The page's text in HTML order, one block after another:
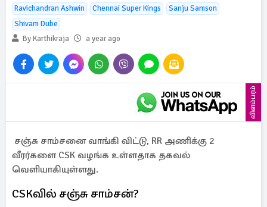
Ravichandran Ashwin Chennai Super Kings
Sanju Samson
Shivam Dube
By Karthikraja
a year ago
விளம்பரம்
சஞ்சு சாம்சனை வாங்கி விட்டு, RR அணிக்கு 2
வீரர்களை CSK வழங்க உள்ளதாக தகவல்
வெளியாகியுள்ளது.
CSKவில் சஞ்சு சாம்சன்?